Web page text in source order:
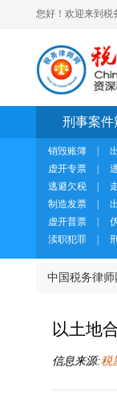
您好！欢迎来到税
刑事案件
销毁账簿
虚开专票
逃避欠税
制造发票
虚开普票
渎职犯罪
中国税务律师
以土地
信息来源:税